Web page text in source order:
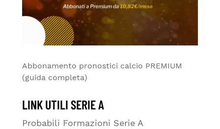
Abbonamento pronostici calcio PREMIUM
(guida completa)
LINK UTILI SERIE A
Probabili Formazioni Serie A